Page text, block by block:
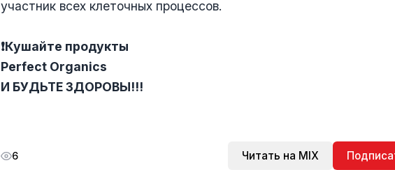
участник всех клеточных процессов.
❗️Кушайте продукты
Perfect Organics
И БУДЬТЕ ЗДОРОВЫ!!!
6 Читать на MIX